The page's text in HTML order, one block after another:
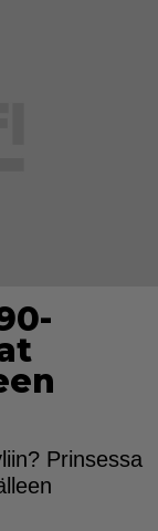
Prinsessa